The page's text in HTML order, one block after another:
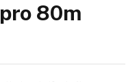
80m